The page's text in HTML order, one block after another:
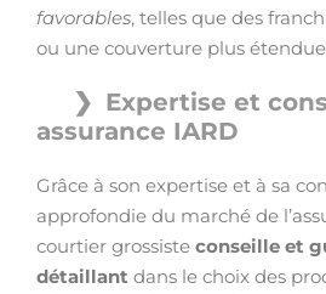
favorables, telles que des
ou une couverture plus
Expertise et
assurance IARD
Grâce à son expertise et à sa
approfondie du marché de
courtier grossiste conseille et
détaillant dans le choix des